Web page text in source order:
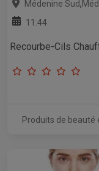
Médenine Sud,
11:44
Recourbe-Cils
Produits de beauté